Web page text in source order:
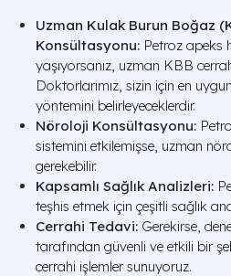
Uzman Kulak Burun Boğaz
Konsültasyonu: Petroz apeks
yaşıyorsanız, uzman KBB
Doktorlarımız, sizin için en
yöntemini belirleyeceklerdir.
Nöroloji Konsültasyonu:
sistemini etkilemişse, uzman
gerekebilir.
Kapsamlı Sağlık Analizleri:
teşhis etmek için çeşitli sağlık
Cerrahi Tedavi: Gerekirse,
tarafından güvenli ve etkili bir
cerrahi işlemler sunuyoruz.